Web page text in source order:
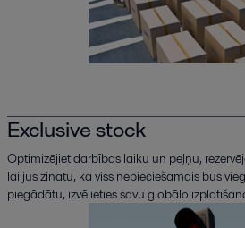
Exclusive stock
Optimizējiet darbības laiku un peļņu,
lai jūs zinātu, ka viss nepieciešamais būs
piegādātu, izvēlieties savu globālo